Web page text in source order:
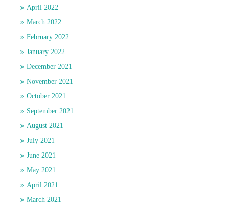
April 2022
March 2022
February 2022
January 2022
December 2021
November 2021
October 2021
September 2021
August 2021
July 2021
June 2021
May 2021
April 2021
March 2021